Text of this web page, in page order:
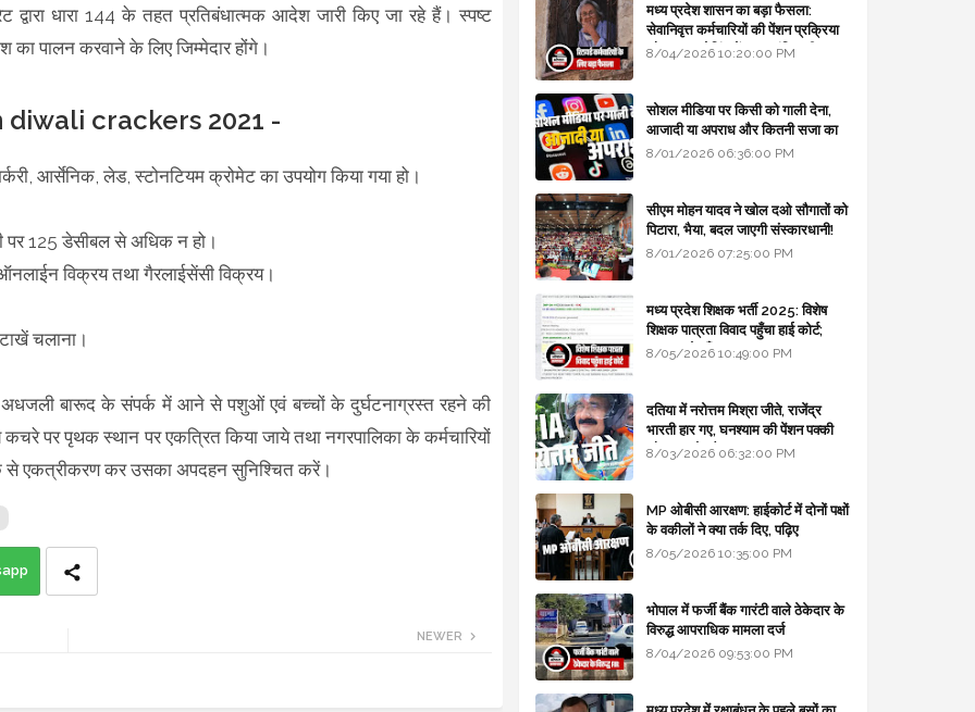
द्वारा धारा 144 के तहत प्रतिबंधात्मक आदेश जारी किए जा रहे हैं। स्पष्ट
पालन करवाने के लिए जिम्मेदार होंगे।
crackers 2021 -
आर्सेनिक, लेड, स्टोनटियम क्रोमेट का उपयोग किया गया हो।
पर 125 डेसीबल से अधिक न हो।
ऑनलाईन विक्रय तथा गैरलाईसेंसी विक्रय।
चलाना।
बारूद के संपर्क में आने से पशुओं एवं बच्चों के दुर्घटनाग्रस्त रहने की
पर पृथक स्थान पर एकत्रित किया जाये तथा नगरपालिका के कर्मचारियों
से एकत्रीकरण कर उसका अपदहन सुनिश्चित करें।
NEWER
मध्य प्रदेश शासन का बड़ा फैसला:
सेवानिवृत्त कर्मचारियों की पेंशन प्रक्रिया
और बजट कोडिंग में हुए क्रांतिकारी
8/04/2026 10:20:00 PM
सोशल मीडिया पर किसी को गाली देना,
आजादी या अपराध और कितनी सजा का
प्रावधान - free legal advice
8/01/2026 06:36:00 PM
सीएम मोहन यादव ने खोल दओ सौगातों को
पिटारा, भैया, बदल जाएगी संस्कारधानी!
8/01/2026 07:25:00 PM
मध्य प्रदेश शिक्षक भर्ती 2025: विशेष
शिक्षक पात्रता विवाद पहुँचा हाई कोर्ट;
सरकार से माँगा जवाब
8/05/2026 10:49:00 PM
दतिया में नरोत्तम मिश्रा जीते, राजेंद्र
भारती हार गए, घनश्याम की पेंशन पक्की
और आशुतोष बैक टू...
8/03/2026 06:32:00 PM
MP ओबीसी आरक्षण: हाईकोर्ट में दोनों पक्षों
के वकीलों ने क्या तर्क दिए, पढ़िए
8/05/2026 10:35:00 PM
भोपाल में फर्जी बैंक गारंटी वाले ठेकेदार के
विरुद्ध आपराधिक मामला दर्ज
8/04/2026 09:53:00 PM